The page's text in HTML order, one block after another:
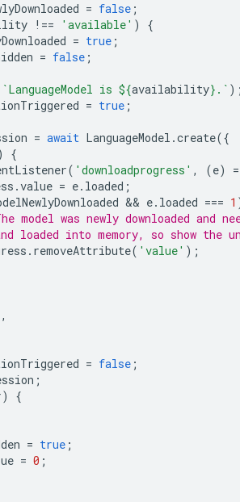
= false ;
!== 'available' )
{
= true ;
= false ;
`LanguageModel is ${availability} .`
= true ;
= await LanguageModel .create({
{
( 'downloadprogress' , (e) =
.value = e. loaded ;
&& e. loaded === 1
model was newly downloaded and
loaded into memory, so show the
. removeAttribute( 'value' );
,
= false ;
;
)
{
= true ;
= 0 ;